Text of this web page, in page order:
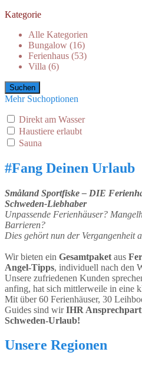
Kategorie
Alle Kategorien
Bungalow (16)
Ferienhaus (53)
Villa (6)
Mehr Suchoptionen
Direkt am Wasser
Haustiere erlaubt
Sauna
#Fang Deinen Urlaub
Småland Sportfiske – DIE
Schweden-Liebhaber
Unpassende Ferienhäuser?
Barrieren?
Dies gehört nun der Vergangenheit
Wir bieten ein Gesamtpaket aus
Angel-Tipps, individuell nach den
Unsere zufriedenen Kunden
anfing, hat sich mittlerweile in eine
Mit über 60 Ferienhäuser, 30
Guides sind wirIHR
Schweden-Urlaub!
Unsere Regionen